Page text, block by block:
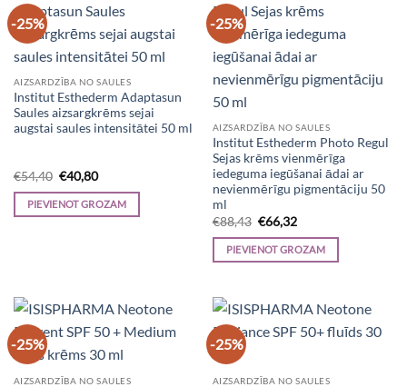
-25%
AIZSARDZĪBA NO SAULES
Institut Esthederm Adaptasun
Saules aizsargkrēms sejai
augstai saules intensitātei 50 ml
€54,40 Original
price
was:
€54,40.
€40,80Current
is:
€40,80.
PIEVIENOT GROZAM
-25%
AIZSARDZĪBA NO SAULES
Institut Esthederm Photo Regul
Sejas krēms vienmērīga
iedeguma iegūšanai ādai ar
nevienmērīgu pigmentāciju 50
ml
€88,43 Original
price
was:
€88,43.
€66,32Current
is:
€66,32.
PIEVIENOT GROZAM
-25%
AIZSARDZĪBA NO SAULES
-25%
AIZSARDZĪBA NO SAULES